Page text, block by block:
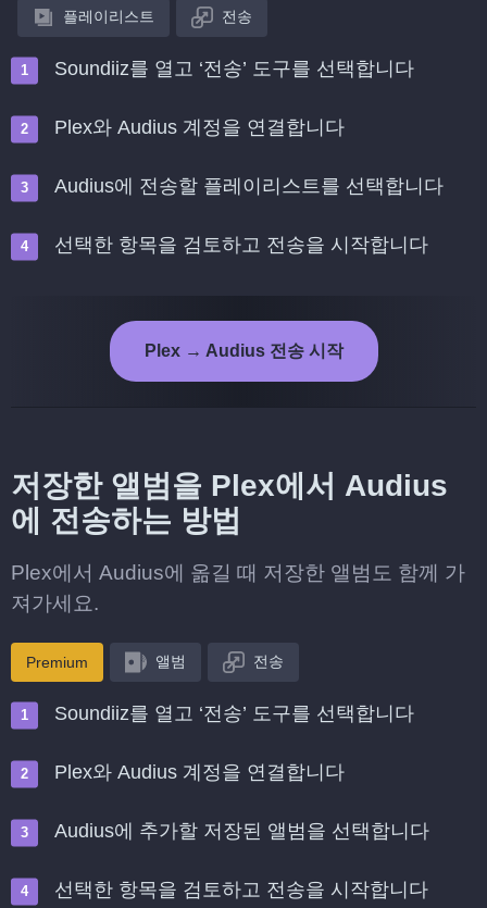
플레이리스트 전송
Soundiiz를 열고 ‘전송’ 도구를 선택합니다
Plex와 Audius 계정을 연결합니다
Audius에 전송할 플레이리스트를 선택합니다
선택한 항목을 검토하고 전송을 시작합니다
Plex → Audius 전송 시작
저장한 앨범을 Plex에서 Audius
에 전송하는 방법
Plex에서 Audius에 옮길 때 저장한 앨범도 함께 가
져가세요.
Premium 앨범 전송
Soundiiz를 열고 ‘전송’ 도구를 선택합니다
Plex와 Audius 계정을 연결합니다
Audius에 추가할 저장된 앨범을 선택합니다
선택한 항목을 검토하고 전송을 시작합니다